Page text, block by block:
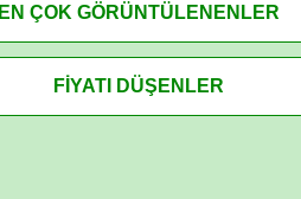
EN ÇOK GÖRÜNTÜLENENLER
FİYATI DÜŞENLER